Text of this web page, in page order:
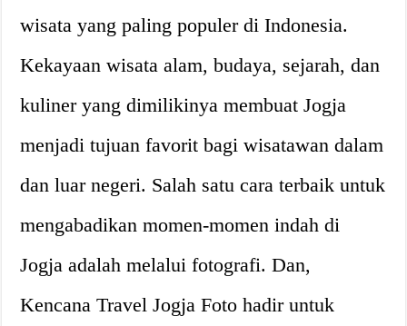
wisata yang paling populer di Indonesia.
Kekayaan wisata alam, budaya, sejarah, dan
kuliner yang dimilikinya membuat Jogja
menjadi tujuan favorit bagi wisatawan dalam
dan luar negeri. Salah satu cara terbaik untuk
mengabadikan momen-momen indah di
Jogja adalah melalui fotografi. Dan,
Kencana Travel Jogja Foto hadir untuk